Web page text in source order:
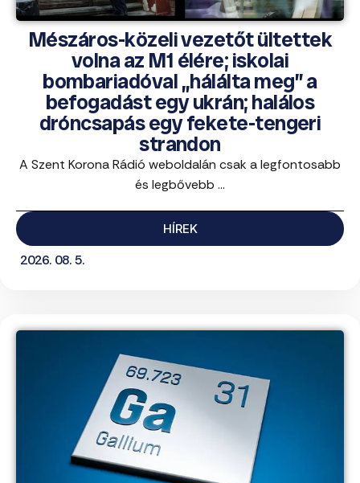
Mészáros-közeli vezetőt ültettek
volna az M1 élére; iskolai
bombariadóval „hálálta meg” a
befogadást egy ukrán; halálos
dróncsapás egy fekete-tengeri
strandon
A Szent Korona Rádió weboldalán csak a legfontosabb
és legbővebb ...
HÍREK
2026. 08. 5.